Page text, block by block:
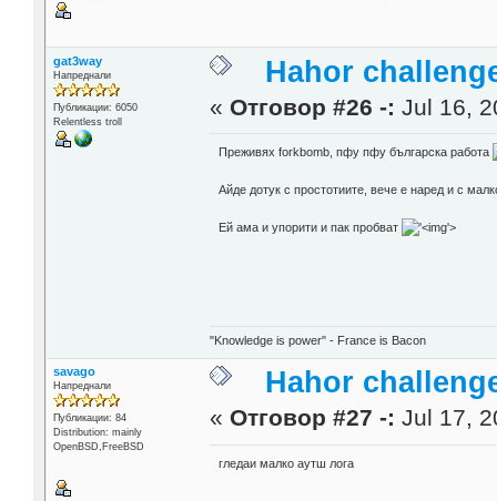
gat3way
Напреднали
Публикации: 6050
Relentless troll
Hahor
« Отговор #26 -: Jul 16,
Преживях forkbomb, пфу пфу българска работа
Айде дотук с простотиите, вече е наред и с
Ей ама и упорити и пак пробват '>
"Knowledge is power" - France is Bacon
savago
Напреднали
Публикации: 84
Distribution: mainly
OpenBSD,FreeBSD
Hahor
« Отговор #27 -: Jul 17,
гледаи малко аутш лога